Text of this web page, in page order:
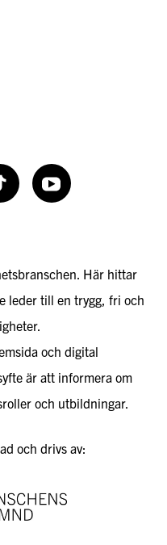
TikToK Youtube
Här hittar
leder till en trygg, fri och
och digital
är att informera om
och utbildningar.
och drivs av: